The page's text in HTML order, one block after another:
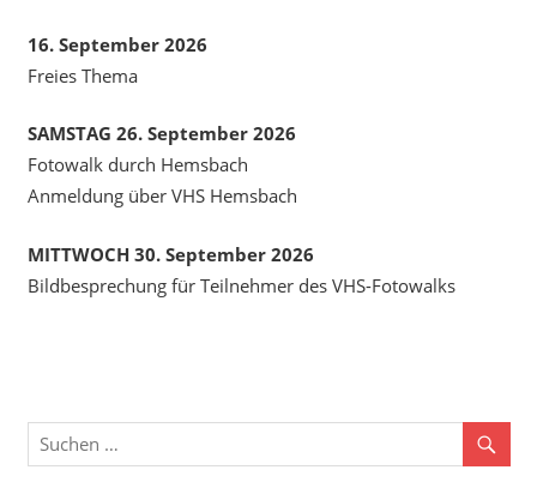
16. September 2026
Freies Thema
SAMSTAG 26. September 2026
Fotowalk durch Hemsbach
Anmeldung über VHS Hemsbach
MITTWOCH 30. September 2026
Bildbesprechung für Teilnehmer des VHS-Fotowalks